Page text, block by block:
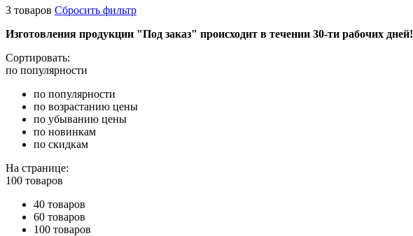
3 товаров Сбросить фильтр
Изготовления продукции "Под заказ" происходит в течении 30-ти рабочих дней!
Сортировать:
по популярности
по популярности
по возрастанию цены
по убыванию цены
по новинкам
по скидкам
На странице:
100 товаров
40 товаров
60 товаров
100 товаров